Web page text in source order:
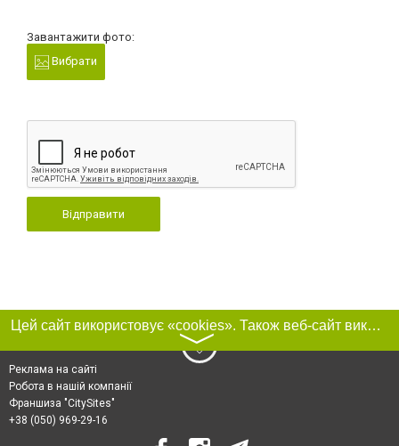
Завантажити фото:
Вибрати
Відправити
Цей сайт використовує «cookies». Також веб-сайт використовує інтернет-сервіс для збору технічних даних стосовно відвідувачів з метою отримання маркетингової та статистичної інформації. Умови обробки даних відвідувачів сайту див.
〉
Реклама на сайті
Робота в нашій компанії
Франшиза "CitySites"
+38 (050) 969-29-16